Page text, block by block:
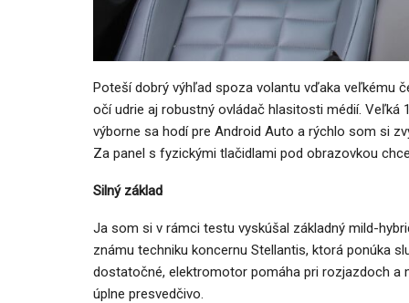
Poteší dobrý výhľad spoza volantu vďaka veľkému
očí udrie aj robustný ovládač hlasitosti médií. Veľká
výborne sa hodí pre Android Auto a rýchlo som si
Za panel s fyzickými tlačidlami pod obrazovkou
Silný základ
Ja som si v rámci testu vyskúšal základný mild-
známu techniku koncernu Stellantis, ktorá ponúka
dostatočné, elektromotor pomáha pri rozjazdoch a
úplne presvedčivo.